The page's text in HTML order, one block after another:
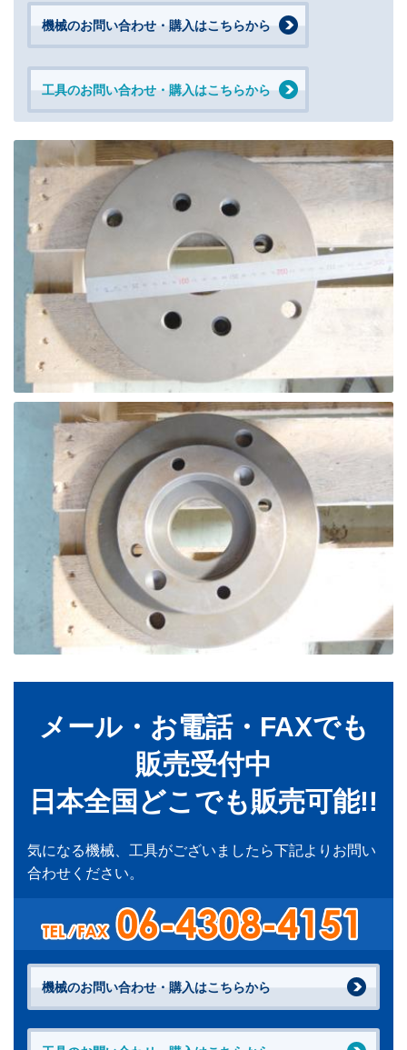
機械のお問い合わせ・購入はこちらから
工具のお問い合わせ・購入はこちらから
メール・お電話・FAXでも
販売受付中
日本全国どこでも販売可能!!
気になる機械、工具がございましたら下記よりお問い
合わせください。
機械のお問い合わせ・購入はこちらから